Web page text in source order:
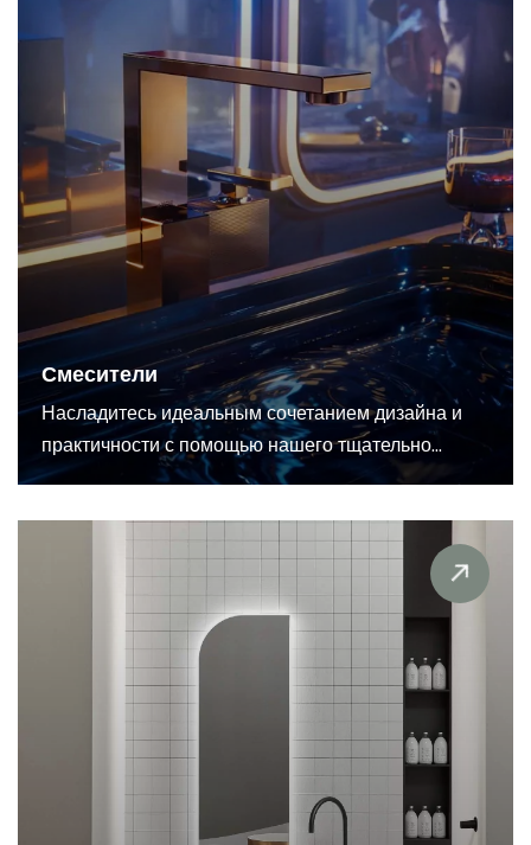
Смесители
Насладитесь идеальным сочетанием дизайна и
практичности с помощью нашего тщательно...